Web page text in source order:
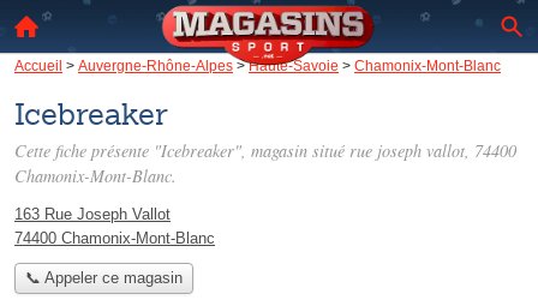
Accueil > Auvergne-Rhône-Alpes >Haute-Savoie > Chamonix-Mont-Blanc
Icebreaker
Cette fiche présente "Icebreaker", magasin situé rue joseph vallot, 74400
Chamonix-Mont-Blanc.
163 Rue Joseph Vallot
74400 Chamonix-Mont-Blanc
📞 Appeler ce magasin